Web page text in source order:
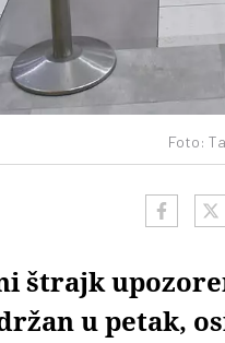
Foto:
štrajk
u petak,